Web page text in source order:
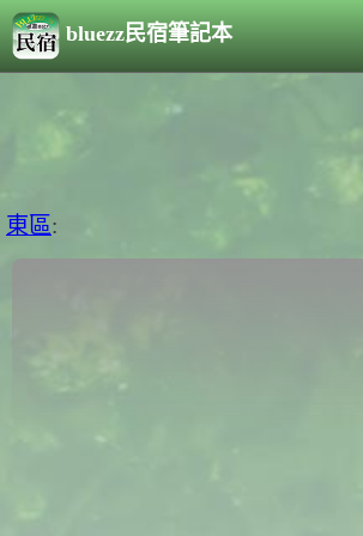
bluezz民宿筆記本
東區: